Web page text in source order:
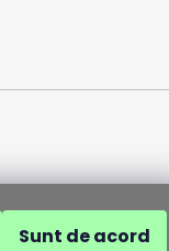
Sunt de acord